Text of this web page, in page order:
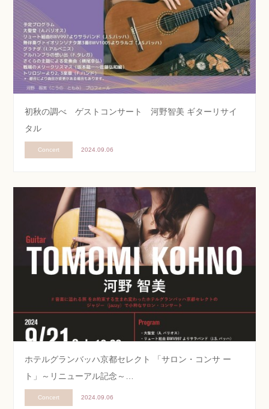
初秋の調べ ゲストコンサート 河野智美 ギターリサイ
タル
Concert 2024.09.06
ホテルグランバッハ京都セレクト 「サロン・コンサ ー
ト」～リニューアル記念～…
Concert 2024.09.06